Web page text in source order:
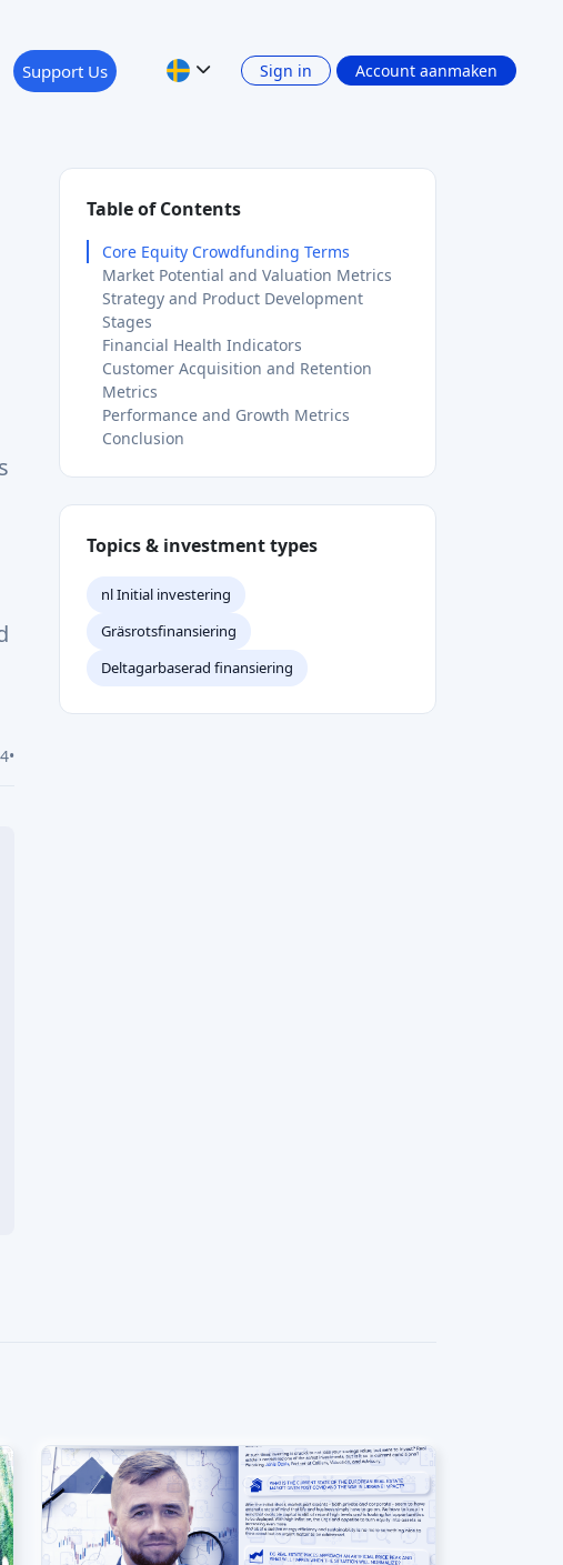
Market Potential and Valuation Metrics
Strategy and Product Development
Stages
Financial Health Indicators
Customer Acquisition and Retention
Metrics
Performance and Growth Metrics
Conclusion
nl Initial investering
Intervju•Apr 28, 2023